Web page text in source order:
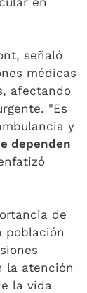
señaló
médicas
afectando
"Es
y
dependen
de
población
la atención
la vida